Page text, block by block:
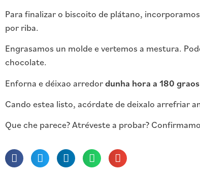
Para finalizar o biscoito de plátano,
por riba.
Engrasamos un molde e vertemos a mestura.
chocolate.
Enforna e déixao arredordunha hora a 180 graos
Cando estea listo, acórdate de deixalo arrefriar
Que che parece? Atréveste a probar?